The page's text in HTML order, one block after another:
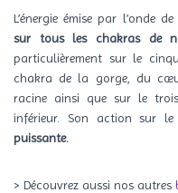
L’énergie émise par l’onde
sur tous les chakras de
particulièrement sur le
chakra de la gorge, du
racine ainsi que sur le
inférieur. Son action sur le
puissante.
> Découvrez aussi nos autres